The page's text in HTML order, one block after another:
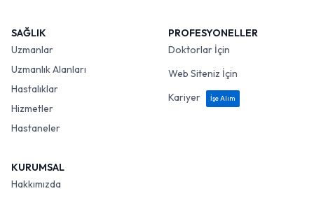
SAĞLIK
Uzmanlar
Uzmanlık Alanları
Hastalıklar
Hizmetler
Hastaneler
PROFESYONELLER
Doktorlar İçin
Web Siteniz İçin
Kariyer
İşe Alım
KURUMSAL
Hakkımızda